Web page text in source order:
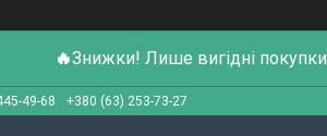
🔥Знижки! Лише вигідні покупки
49-68 +380 (63) 253-73-27